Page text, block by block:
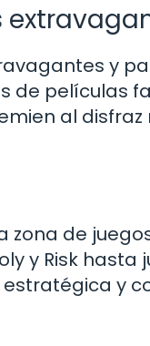
y
de películas
al
zona de
y Risk hasta
y